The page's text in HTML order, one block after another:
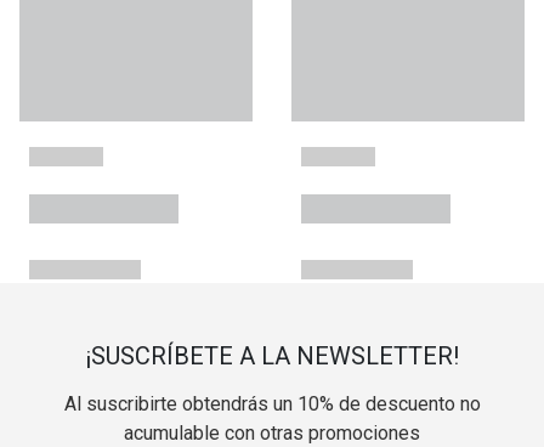
¡SUSCRÍBETE A LA NEWSLETTER!
Al suscribirte obtendrás un 10% de descuento no
acumulable con otras promociones